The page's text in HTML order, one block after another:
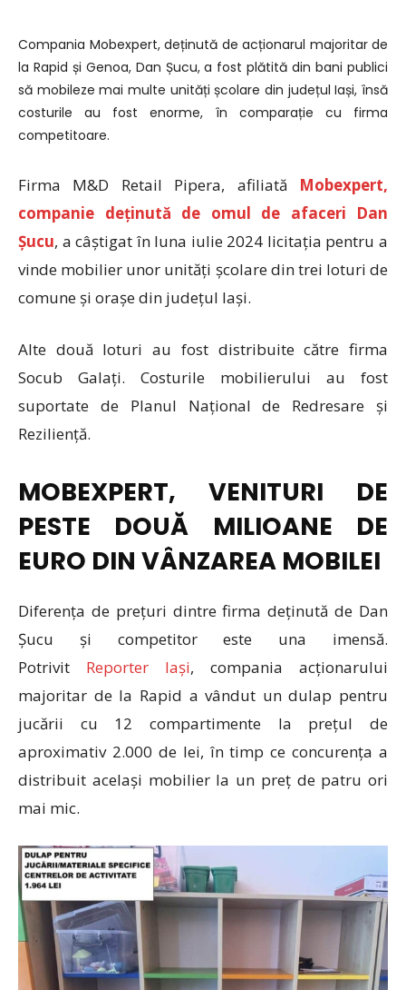
Compania Mobexpert, deținută de acționarul majoritar de
la Rapid și Genoa, Dan Șucu, a fost plătită din bani publici
să mobileze mai multe unități școlare din județul Iași, însă
costurile au fost enorme, în comparație cu firma
competitoare.
Firma M&D Retail Pipera, afiliată Mobexpert,
companie deținută de omul de afaceri Dan
Șucu, a câștigat în luna iulie 2024 licitația pentru a
vinde mobilier unor unități școlare din trei loturi de
comune și orașe din județul Iași.
Alte două loturi au fost distribuite către firma
Socub Galați. Costurile mobilierului au fost
suportate de Planul Național de Redresare și
Reziliență.
MOBEXPERT, VENITURI DE
PESTE DOUĂ MILIOANE DE
EURO DIN VÂNZAREA MOBILEI
Diferența de prețuri dintre firma deținută de Dan
Șucu și competitor este una imensă.
Potrivit Reporter Iași, compania acționarului
majoritar de la Rapid a vândut un dulap pentru
jucării cu 12 compartimente la prețul de
aproximativ 2.000 de lei, în timp ce concurența a
distribuit același mobilier la un preț de patru ori
mai mic.